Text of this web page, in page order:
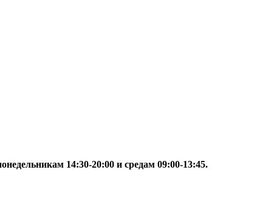
14:30-20:00 и средам 09:00-13:45.